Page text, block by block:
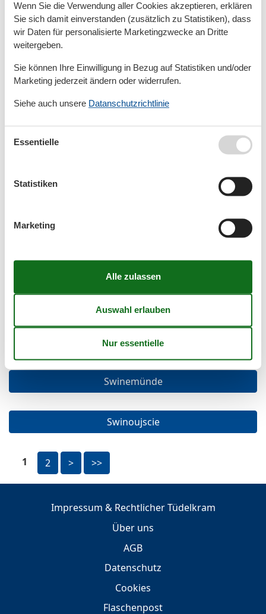
Sopot
Stepniczka
Swiecianowo
Swinemuende
Swinemünde
Swinoujscie
1 2 > >>
Impressum & Rechtlicher Tüdelkram
Über uns
AGB
Datenschutz
Cookies
Flaschenpost
Wenn Sie die Verwendung aller Cookies akzeptieren, erklären
Sie sich damit einverstanden (zusätzlich zu Statistiken), dass
wir Daten für personalisierte Marketingzwecke an Dritte
weitergeben.
Sie können Ihre Einwilligung in Bezug auf Statistiken und/oder
Marketing jederzeit ändern oder widerrufen.
Siehe auch unsere Datanschutzrichtlinie
Essentielle
Statistiken
Marketing